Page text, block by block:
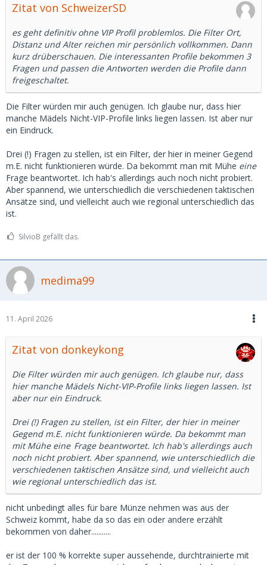
Zitat von SchweizerSD
es geht definitiv ohne VIP Profil problemlos. Die Filter Ort,
Distanz und Alter reichen mir persönlich vollkommen. Dann
kurz drüberschauen. Die interessanten Profile bekommen 3
Fragen und passen die Antworten werden die Profile dann
freigeschaltet.
Die Filter würden mir auch genügen. Ich glaube nur, dass hier
manche Mädels Nicht-VIP-Profile links liegen lassen. Ist aber nur
ein Eindruck.
Drei (!) Fragen zu stellen, ist ein Filter, der hier in meiner Gegend
m.E. nicht funktionieren würde. Da bekommt man mit Mühe eine
Frage beantwortet. Ich hab's allerdings auch noch nicht probiert.
Aber spannend, wie unterschiedlich die verschiedenen taktischen
Ansätze sind, und vielleicht auch wie regional unterschiedlich das
ist.
SilvioB gefällt das.
medima99
11. April 2026
Zitat von donkeykong
Die Filter würden mir auch genügen. Ich glaube nur, dass
hier manche Mädels Nicht-VIP-Profile links liegen lassen. Ist
aber nur ein Eindruck.
Drei (!) Fragen zu stellen, ist ein Filter, der hier in meiner
Gegend m.E. nicht funktionieren würde. Da bekommt man
mit Mühe eine Frage beantwortet. Ich hab's allerdings auch
noch nicht probiert. Aber spannend, wie unterschiedlich die
verschiedenen taktischen Ansätze sind, und vielleicht auch
wie regional unterschiedlich das ist.
nicht unbedingt alles für bare Münze nehmen was aus der
Schweiz kommt, habe da so das ein oder andere erzählt
bekommen von daher...........
er ist der 100 % korrekte super aussehende, durchtrainierte mit